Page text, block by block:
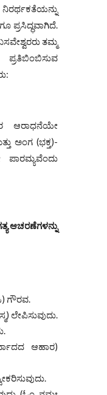
ಪ್ರಸಿದ್ಧವಾಗಿದೆ.
ತಮ್ಮ
ಆರಾಧನೆಯೇ
ಅಂಗ (ಭಕ್ತ)-
ಆಚರಣೆಗಳನ್ನು
ಗೌರವ.
ಲೇಪಿಸುವುದು.
ಆಹಾರ)